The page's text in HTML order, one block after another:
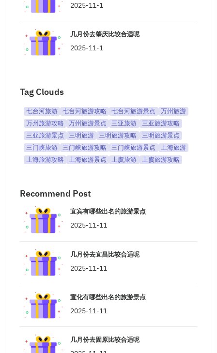
2025-11-1
几月份去肇庆比较合适呢
2025-11-1
Tag Clouds
七台河旅游 七台河旅游攻略 七台河旅游景点
万州旅游
万州旅游攻略
万州旅游景点 三亚旅游
三亚旅游攻略
三亚旅游景点
三明旅游 三明旅游攻略
三明旅游景点
三门峡旅游
三门峡旅游攻略 三门峡旅游景点
上海旅游
上海旅游攻略
上海旅游景点 上虞旅游 上虞旅游攻略
Recommend Post
宜宾有哪些出名的旅游景点
2025-11-11
几月份去宜昌比较合适呢
2025-11-11
宣化有哪些出名的旅游景点
2025-11-11
几月份去固原比较合适呢